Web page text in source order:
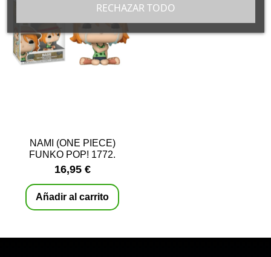
NAMI (ONE PIECE)
FUNKO POP! 1772.
16,95 €
Añadir al carrito
RECHAZAR TODO